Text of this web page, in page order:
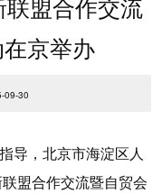
盟合作交流
京举办
09-30
导，北京市海淀区人
盟合作交流暨自贸会